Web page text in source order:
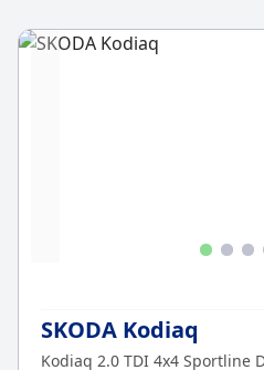
SKODA Kodiaq
Kodiaq 2.0 TDI 4x4 Sportline